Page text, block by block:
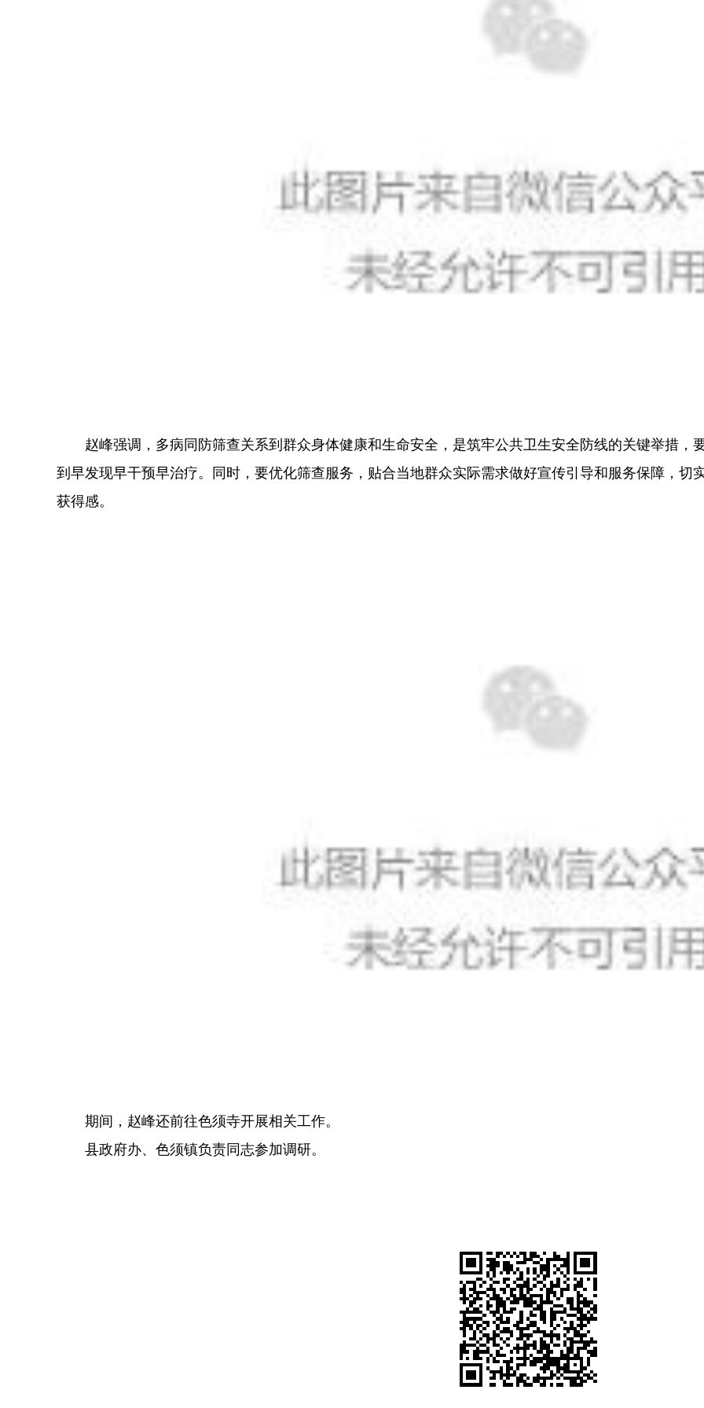
赵峰强调，多病同防筛查关系到群众身体健康和生命安全，是筑牢公共卫生安全防线的关键举措，
到早发现早干预早治疗。同时，要优化筛查服务，贴合当地群众实际需求做好宣传引导和服务保障，切
获得感。
期间，赵峰还前往色须寺开展相关工作。
县政府办、色须镇负责同志参加调研。